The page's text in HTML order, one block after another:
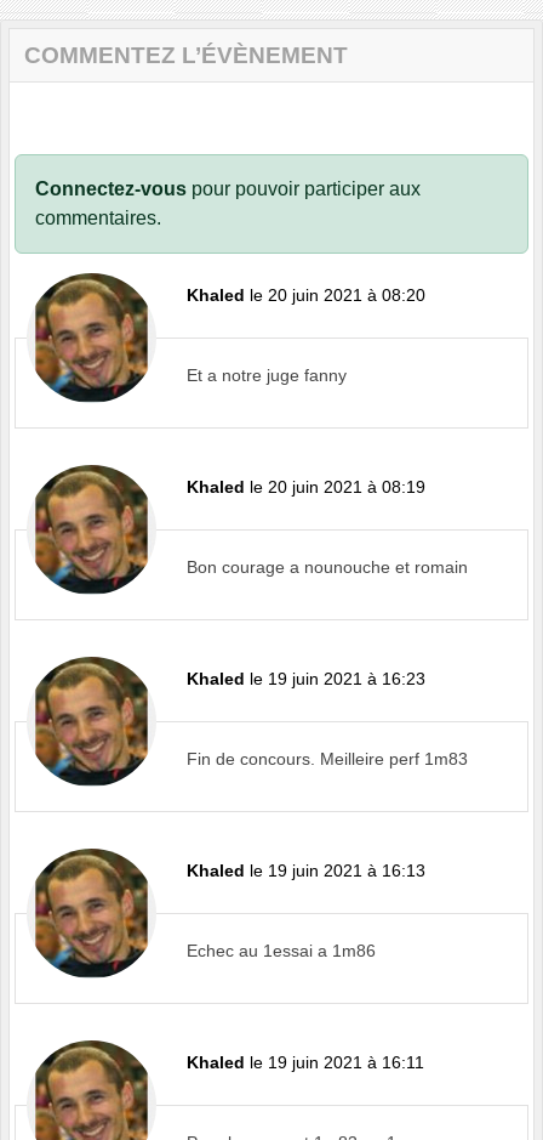
COMMENTEZ L’ÉVÈNEMENT
Connectez-vous pour pouvoir participer aux
commentaires.
Khaled le 20 juin 2021 à 08:20
Et a notre juge fanny
Khaled le 20 juin 2021 à 08:19
Bon courage a nounouche et romain
Khaled le 19 juin 2021 à 16:23
Fin de concours. Meilleire perf 1m83
Khaled le 19 juin 2021 à 16:13
Echec au 1essai a 1m86
Khaled le 19 juin 2021 à 16:11